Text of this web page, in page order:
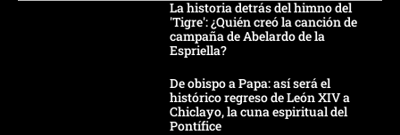
La historia detrás del himno del
'Tigre': ¿Quién creó la canción de
campaña de Abelardo de la
Espriella?
De obispo a Papa: así será el
histórico regreso de León XIV a
Chiclayo, la cuna espiritual del
Pontífice